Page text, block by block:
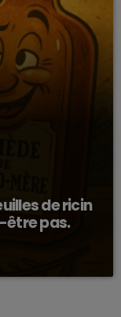
de ricin
être pas.